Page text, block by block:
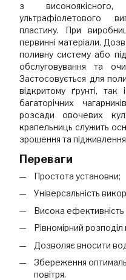
з
ультрафіолетового
пластику. При
первинні матеріали.
поливну систему або
обслуговування та
Застосовується для
відкритому ґрунті,
багаторічних
розсади овочевих
крапельниць служить
зрошення та підживлення
Переваги
Простота установки;
Універсальність
Висока ефективність
Рівномірний
Дозволяє вносити
Збереження
повітря.